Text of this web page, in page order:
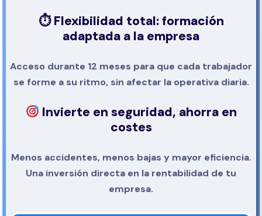
⏱Flexibilidad total: formación
adaptada a la empresa
Acceso durante 12 meses para que cada trabajador
se forme a su ritmo, sin afectar la operativa diaria.
Invierte en seguridad, ahorra en
costes
Menos accidentes, menos bajas y mayor eficiencia.
Una inversión directa en la rentabilidad de tu
empresa.